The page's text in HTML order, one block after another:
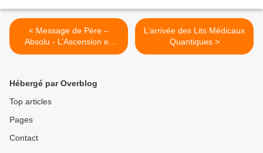
< Message de Père –
Absolu - L’Ascension en
Action : Pratique de la
L’arrivée des Lits Médicaux
Quantiques >
Hébergé par Overblog
Top articles
Pages
Contact